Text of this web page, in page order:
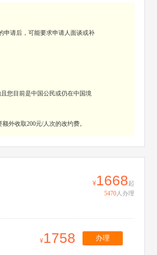
申请后，可能要求申请人面谈或补
您目前是中国公民或仍在中国境
外收取200元/人次的改约费。
1668起
5470人办理
1758 办理